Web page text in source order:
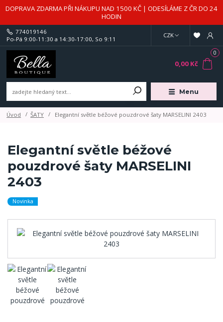
DOPRAVA ZDARMA PŘI NÁKUPU NAD 1500 KČ | ODESÍLÁME Z ČR DO 24
HODIN
Menu
CZK
774019146
Po-Pá 9:00-11:30 a 14:30-17:00, So 9:11
0
0,00 Kč
Úvod ŠATY Elegantní světle béžové pouzdrové šaty MARSELINI 2403
Elegantní světle béžové
pouzdrové šaty MARSELINI
2403
Novinka